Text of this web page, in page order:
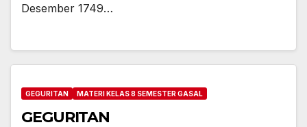
Desember 1749…
GEGURITAN MATERI KELAS 8 SEMESTER GASAL
GEGURITAN